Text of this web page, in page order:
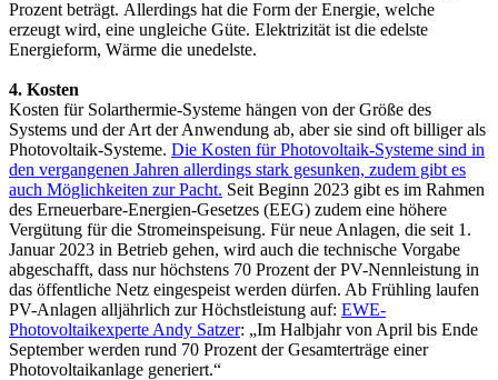
Prozent beträgt. Allerdings hat die Form der Energie, welche
erzeugt wird, eine ungleiche Güte. Elektrizität ist die edelste
Energieform, Wärme die unedelste.
4. Kosten
Kosten für Solarthermie-Systeme hängen von der Größe des
Systems und der Art der Anwendung ab, aber sie sind oft billiger als
Photovoltaik-Systeme. Die Kosten für Photovoltaik-Systeme sind in
den vergangenen Jahren allerdings stark gesunken, zudem gibt es
auch Möglichkeiten zur Pacht. Seit Beginn 2023 gibt es im Rahmen
des Erneuerbare-Energien-Gesetzes (EEG) zudem eine höhere
Vergütung für die Stromeinspeisung. Für neue Anlagen, die seit 1.
Januar 2023 in Betrieb gehen, wird auch die technische Vorgabe
abgeschafft, dass nur höchstens 70 Prozent der PV-Nennleistung in
das öffentliche Netz eingespeist werden dürfen. Ab Frühling laufen
PV-Anlagen alljährlich zur Höchstleistung auf: EWE-
Photovoltaikexperte Andy Satzer: „Im Halbjahr von April bis Ende
September werden rund 70 Prozent der Gesamterträge einer
Photovoltaikanlage generiert.“